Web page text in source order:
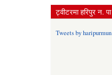
ट्वीटरमा हरिपुर न. पा
Tweets by haripurmun